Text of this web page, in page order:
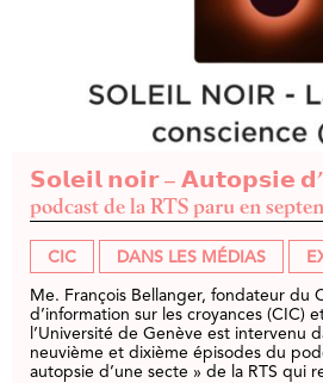
𝗦𝗼𝗹𝗲𝗶𝗹 𝗻𝗼𝗶𝗿 – 𝗔𝘂𝘁𝗼𝗽𝘀𝗶𝗲
podcast de la RTS paru en
CIC DANS LES MÉDIAS
Me. François Bellanger, fondateur du
d’information sur les croyances (CIC)
l’Université de Genève est intervenu
neuvième et dixième épisodes du
autopsie d’une secte » de la RTS qui